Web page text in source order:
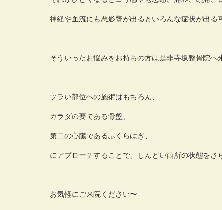
神経や血流にも悪影響が出るといろんな症状が出る
そういったお悩みをお持ちの方は是非寺坂整骨院へ
ツラい部位への施術はもちろん、
カラダの要である骨盤、
第二の心臓であるふくらはぎ、
にアプローチすることで、しんどい箇所の状態をさ
お気軽にご来院ください〜